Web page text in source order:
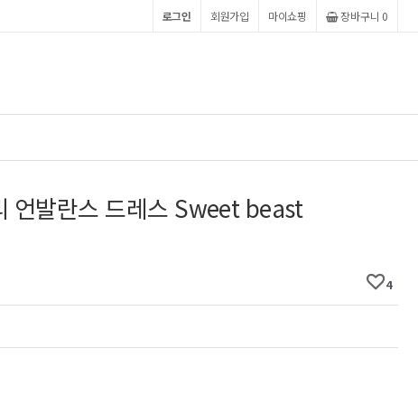
장바구니 0
마이쇼핑
회원가입
로그인
언발란스 드레스 Sweet beast
4